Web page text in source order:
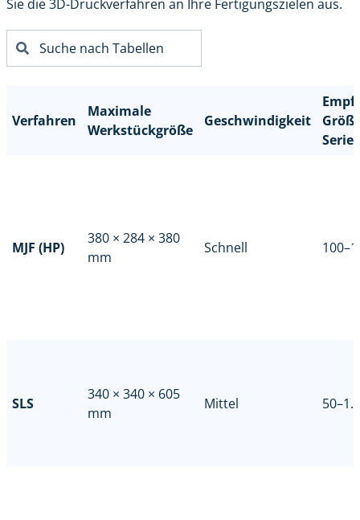
Sie die 3D-Druckverfahren an Ihre Fertigungszielen aus.
Verfahren
Maximale
Werkstückgröße
Geschwindigkeit
Serie
MJF (HP)
380 × 284 × 380
mm
Schnell
SLS
340 × 340 × 605
mm
Mittel